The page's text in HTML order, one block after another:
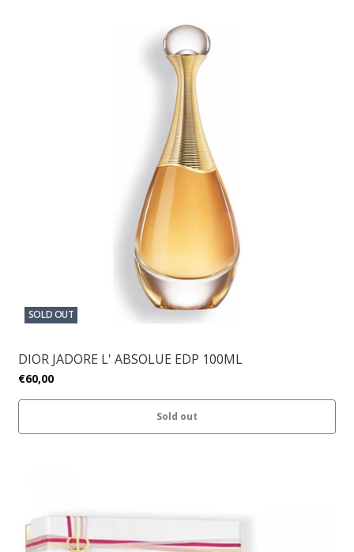
SOLD OUT
DIOR JADORE L' ABSOLUE EDP 100ML
€60,00
Sold out